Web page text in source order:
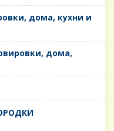
дома, кухни и
дома,